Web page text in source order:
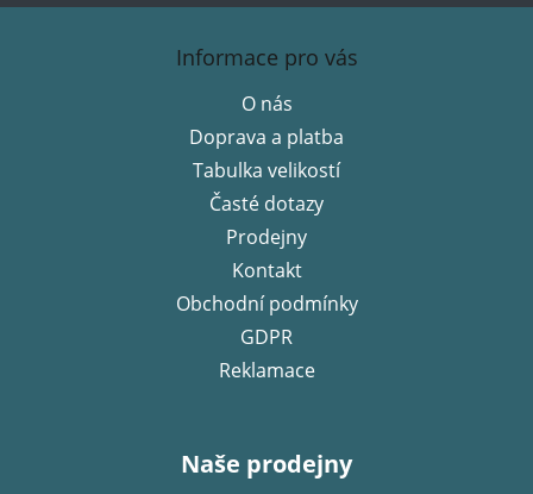
Z
Informace pro vás
O nás
Doprava a platba
Tabulka velikostí
Časté dotazy
Prodejny
Kontakt
Obchodní podmínky
GDPR
Reklamace
Naše prodejny